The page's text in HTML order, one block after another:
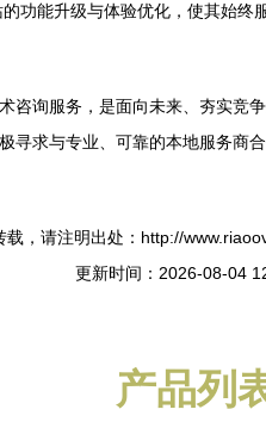
功能升级与体验优化，使其始终
咨询服务，是面向未来、夯实
求与专业、可靠的本地服务商
载，请注明出处：http://
更新时间：2026-08-04
产品列